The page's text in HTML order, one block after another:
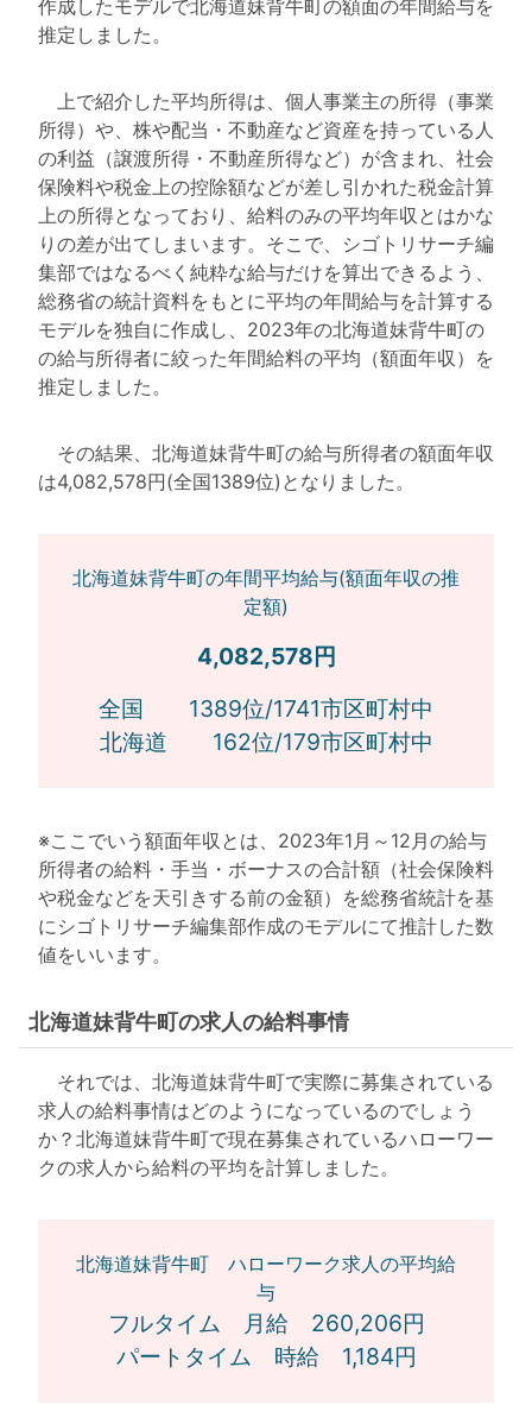
作成したモデルで北海道妹背牛町の額面の年間給与を
推定しました。
上で紹介した平均所得は、個人事業主の所得（事業
所得）や、株や配当・不動産など資産を持っている人
の利益（譲渡所得・不動産所得など）が含まれ、社会
保険料や税金上の控除額などが差し引かれた税金計算
上の所得となっており、給料のみの平均年収とはかな
りの差が出てしまいます。そこで、シゴトリサーチ編
集部ではなるべく純粋な給与だけを算出できるよう、
総務省の統計資料をもとに平均の年間給与を計算する
モデルを独自に作成し、2023年の北海道妹背牛町の
の給与所得者に絞った年間給料の平均（額面年収）を
推定しました。
その結果、北海道妹背牛町の給与所得者の額面年収
は4,082,578円(全国1389位)となりました。
北海道妹背牛町の年間平均給与(額面年収の推
定額)
4,082,578円
全国 1389位/1741市区町村中
北海道 162位/179市区町村中
※ここでいう額面年収とは、2023年1月～12月の給与
所得者の給料・手当・ボーナスの合計額（社会保険料
や税金などを天引きする前の金額）を総務省統計を基
にシゴトリサーチ編集部作成のモデルにて推計した数
値をいいます。
北海道妹背牛町の求人の給料事情
それでは、北海道妹背牛町で実際に募集されている
求人の給料事情はどのようになっているのでしょう
か？北海道妹背牛町で現在募集されているハローワー
クの求人から給料の平均を計算しました。
北海道妹背牛町 ハローワーク求人の平均給
与
フルタイム 月給 260,206円
パートタイム 時給 1,184円